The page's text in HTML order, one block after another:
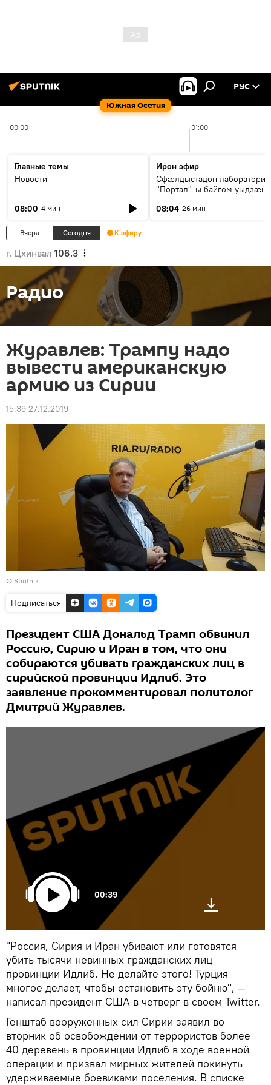
Южная Осетия
РУС
00:00 01:00
Главные темы
Новости
08:00 4 мин
Ирон эфир
Сфæлдыстадон лаборатори
"Портал"-ы байгом уыдзæн
Æхсары куыстыты равдыст
08:04 26 мин
Вчера Сегодня К эфиру
г. Цхинвал 106.3
Радио
Журавлев: Трампу надо
вывести американскую
армию из Сирии
15:39 27.12.2019
© Sputnik
Подписаться
Президент США Дональд Трамп обвинил
Россию, Сирию и Иран в том, что они
собираются убивать гражданских лиц в
сирийской провинции Идлиб. Это
заявление прокомментировал политолог
Дмитрий Журавлев.
00:39
"Россия, Сирия и Иран убивают или готовятся
убить тысячи невинных гражданских лиц
провинции Идлиб. Не делайте этого! Турция
многое делает, чтобы остановить эту бойню", —
написал президент США в четверг в своем Twitter.
Генштаб вооруженных сил Сирии заявил во
вторник об освобождении от террористов более
40 деревень в провинции Идлиб в ходе военной
операции и призвал мирных жителей покинуть
удерживаемые боевиками поселения. В списке